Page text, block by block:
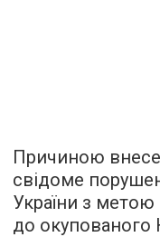
Причиною
свідоме
України з метою
до окупованого